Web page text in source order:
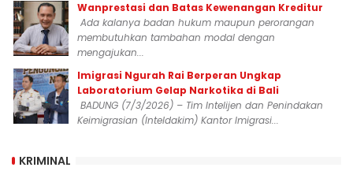
Wanprestasi dan Batas Kewenangan Kreditur
Ada kalanya badan hukum maupun perorangan
membutuhkan tambahan modal dengan
mengajukan...
Imigrasi Ngurah Rai Berperan Ungkap
Laboratorium Gelap Narkotika di Bali
BADUNG (7/3/2026) – Tim Intelijen dan Penindakan
Keimigrasian (Inteldakim) Kantor Imigrasi...
KRIMINAL